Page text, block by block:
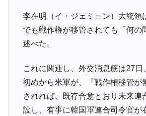
営業利益80.2％も減少
Fact1
日本の誇る海洋資源調査船『白
塊！
府県とは？
Fact1 今話題の「楽天ライオンズ」
Fact1 奇跡の毛色「白毛馬」とは？
李在明（イ・ジェミョン）大統領
でも戦作権が移管されても「何の
述べた。
これに関連し、外交消息筋は27日
初めから米軍が、『戦作権移管が
されれば、既存合意とおり未来連
設し、有事に韓国軍連合司令官が